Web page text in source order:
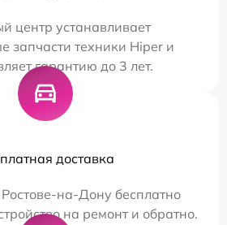
центр устанавливает
запчасти техники Hiper и
гарантию до 3 лет.
доставка
на-Дону бесплатно
на ремонт и обратно.